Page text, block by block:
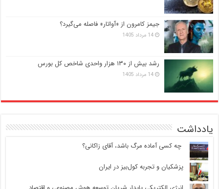
جیمز کامرون از «آواتار» فاصله می‌گیرد؟
14 مرداد 1405
رشد بیش از ۱۳۰ هزار واحدی شاخص کل بورس
14 مرداد 1405
یادداشت
‍ چه کسی آماده مرگ باشد، آقای زاکانی؟
پزشکیان و تجربه کول‌بیز در ایران